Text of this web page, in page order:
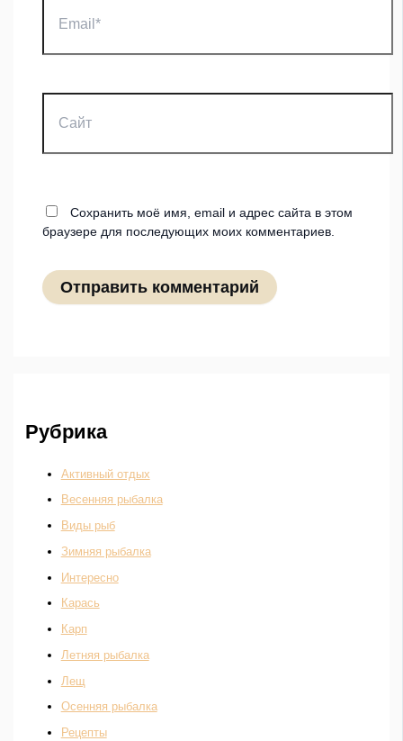
Сохранить моё имя, email и адрес сайта в этом
браузере для последующих моих комментариев.
Рубрика
Активный отдых
Весенняя рыбалка
Виды рыб
Зимняя рыбалка
Интересно
Карась
Карп
Летняя рыбалка
Лещ
Осенняя рыбалка
Рецепты